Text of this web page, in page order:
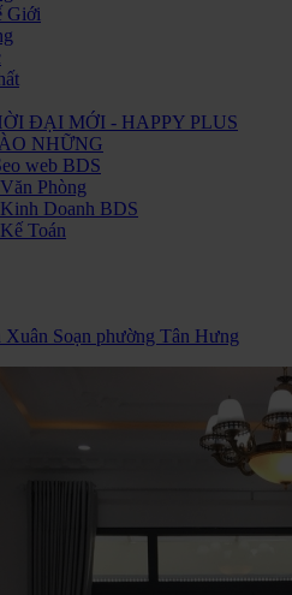
Giới
ĐẠI MỚI - HAPPY PLUS
NHỮNG
web BDS
Phòng
Doanh BDS
Toán
Xuân Soạn phường Tân Hưng